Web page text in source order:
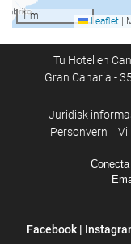
WiFi
Internett
Daglig rengjøring
Buksepresse
Velvære
1 mi Leaflet
Tu Hotel en
Gran Canaria -
Juridisk
Personvern
Facebook|